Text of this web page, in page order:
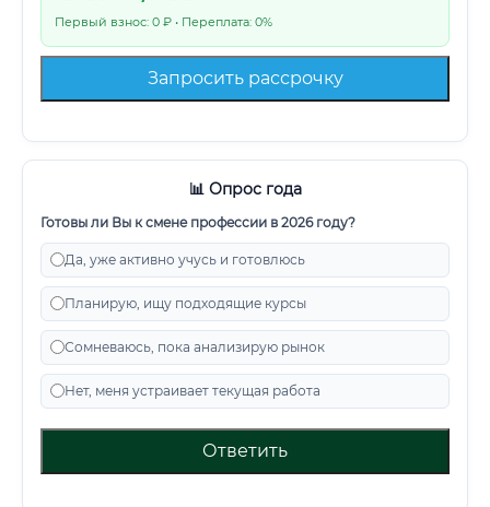
Первый взнос: 0 ₽ • Переплата: 0%
Запросить рассрочку
📊 Опрос года
Готовы ли Вы к смене профессии в 2026 году?
Да, уже активно учусь и готовлюсь
Планирую, ищу подходящие курсы
Сомневаюсь, пока анализирую рынок
Нет, меня устраивает текущая работа
Ответить